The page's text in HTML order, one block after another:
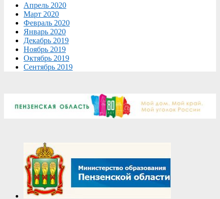
Апрель 2020
Март 2020
Февраль 2020
Январь 2020
Декабрь 2019
Ноябрь 2019
Октябрь 2019
Сентябрь 2019